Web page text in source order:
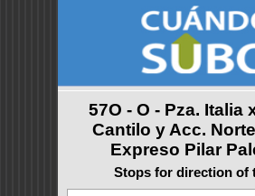
57O - O - Pza. Italia
Cantilo y Acc.
Expreso Pilar
Stops for direction of